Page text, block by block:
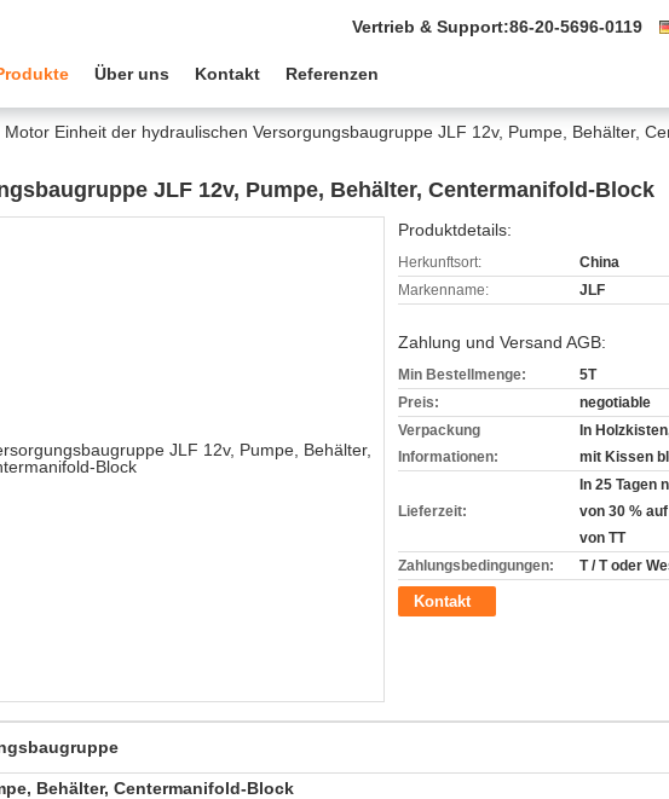
Vertrieb & Support:86-20-5696-0119
Über uns Kontakt Referenzen
Motor Einheit der hydraulischen Versorgungsbaugruppe JLF 12v, Pumpe, Behälter,
JLF 12v, Pumpe, Behälter, Centermanifold-Block
Produktdetails:
Herkunftsort:
China
Markenname:
JLF
Zahlung und Versand AGB:
Min Bestellmenge:
5T
Preis:
negotiable
Verpackung
Informationen:
In
mit Kissen
Lieferzeit:
In 25 Tagen
von 30 %
von TT
Zahlungsbedingungen:
T / T oder
Kontakt
Behälter, Centermanifold-Block